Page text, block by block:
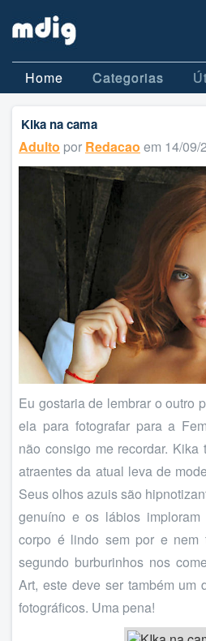
Home Categorias
Kika na cama
Adulto por Redacao em 14/09/
Eu gostaria de lembrar o outro
ela para fotografar para a
não consigo me recordar.
atraentes da atual leva de
Seus olhos azuis são
genuíno e os lábios
corpo é lindo sem por e nem
segundo burburinhos nos
Art, este deve ser também um
fotográficos. Uma pena!